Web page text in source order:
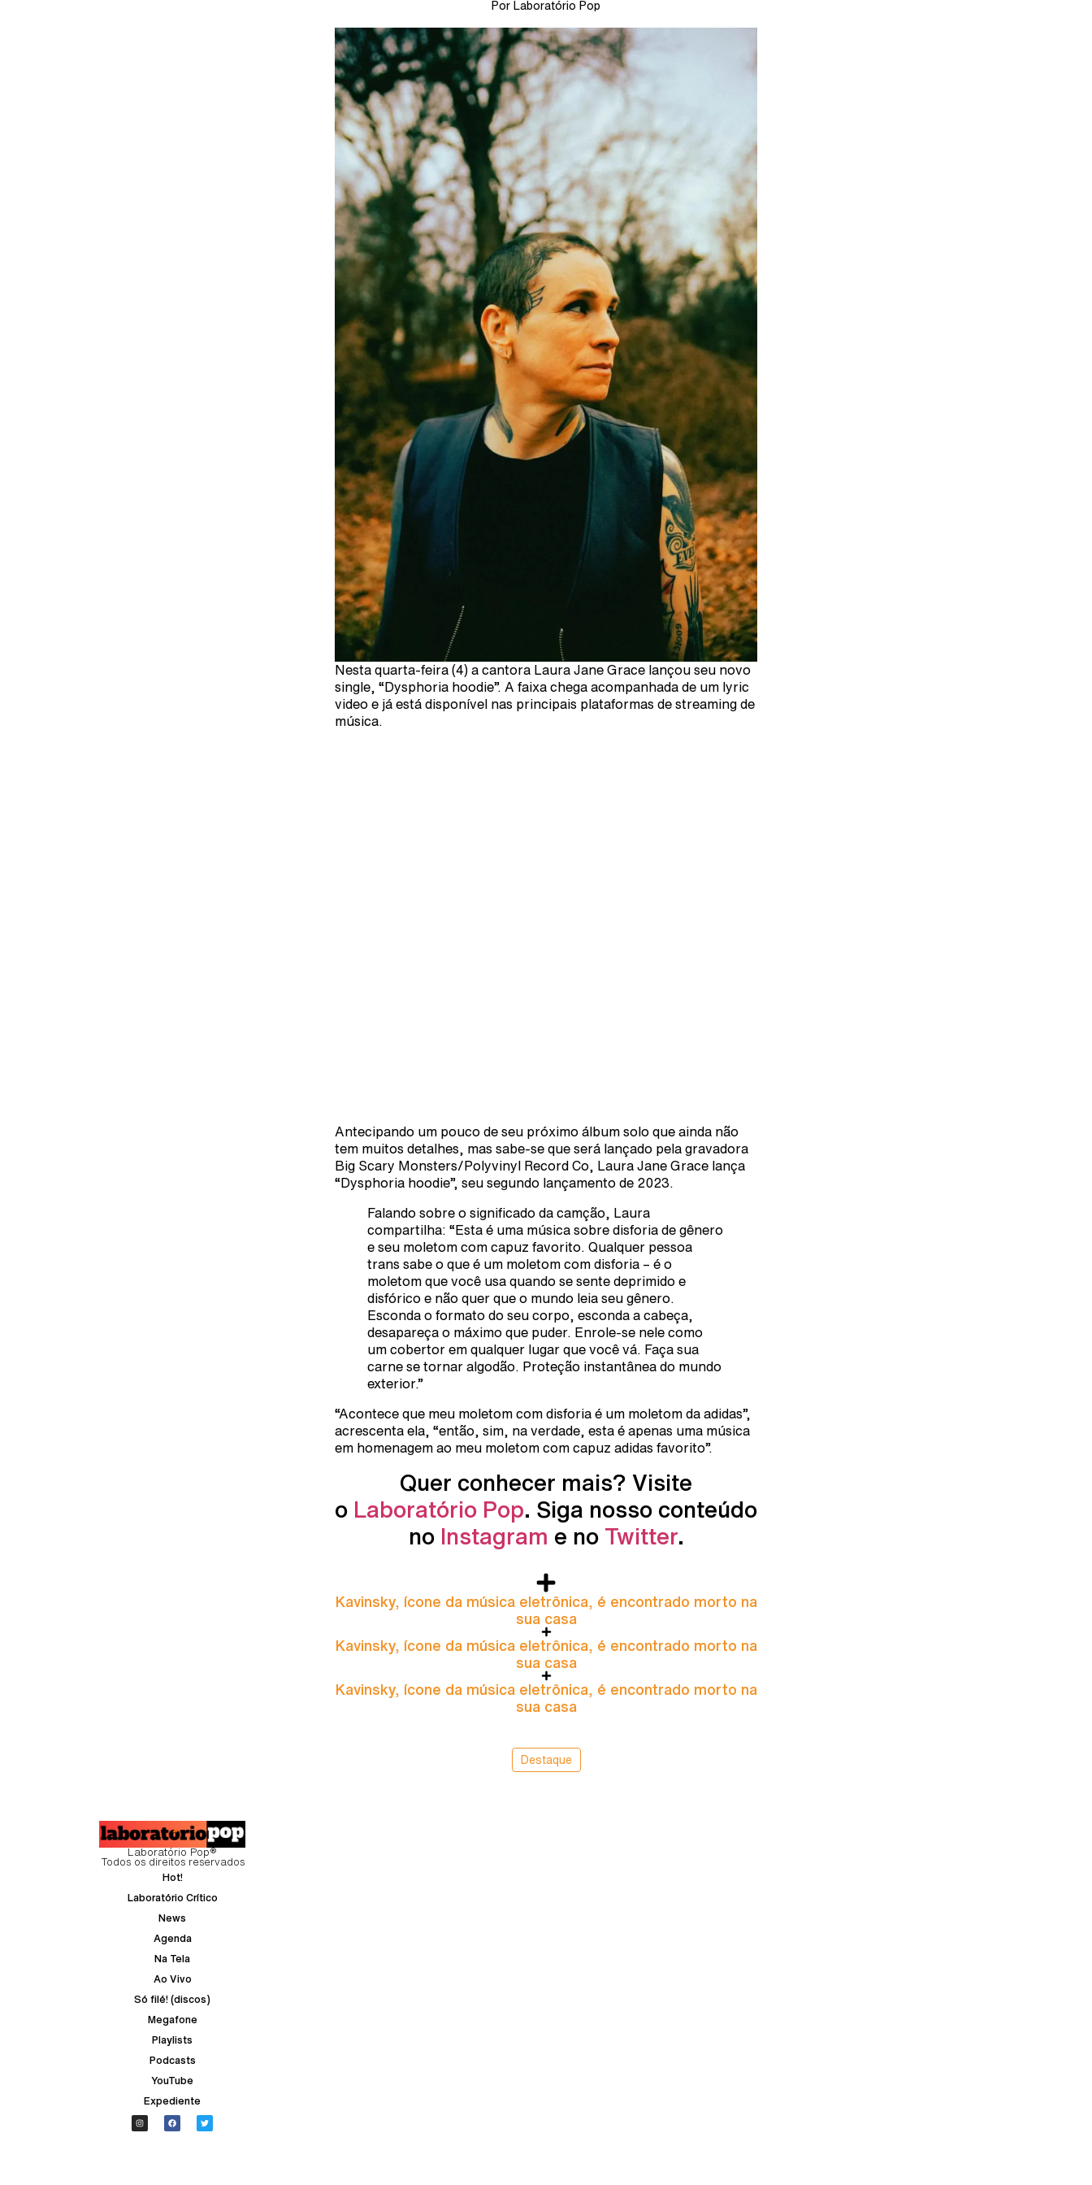
Por Laboratório Pop
Nesta quarta-feira (4) a cantora Laura Jane Grace lançou seu novo
single, “Dysphoria hoodie”. A faixa chega acompanhada de um lyric
video e já está disponível nas principais plataformas de streaming de
música.
Antecipando um pouco de seu próximo álbum solo que ainda não
tem muitos detalhes, mas sabe-se que será lançado pela gravadora
Big Scary Monsters/Polyvinyl Record Co, Laura Jane Grace lança
“Dysphoria hoodie”, seu segundo lançamento de 2023.
Falando sobre o significado da camção, Laura
compartilha: “Esta é uma música sobre disforia de gênero
e seu moletom com capuz favorito. Qualquer pessoa
trans sabe o que é um moletom com disforia – é o
moletom que você usa quando se sente deprimido e
disfórico e não quer que o mundo leia seu gênero.
Esconda o formato do seu corpo, esconda a cabeça,
desapareça o máximo que puder. Enrole-se nele como
um cobertor em qualquer lugar que você vá. Faça sua
carne se tornar algodão. Proteção instantânea do mundo
exterior.”
“Acontece que meu moletom com disforia é um moletom da adidas”,
acrescenta ela, “então, sim, na verdade, esta é apenas uma música
em homenagem ao meu moletom com capuz adidas favorito”.
Quer conhecer mais? Visite
o Laboratório Pop. Siga nosso conteúdo
no Instagram e no Twitter.
Kavinsky, ícone da música eletrônica, é encontrado morto na
sua casa
Kavinsky, ícone da música eletrônica, é encontrado morto na
sua casa
Kavinsky, ícone da música eletrônica, é encontrado morto na
sua casa
Destaque
Laboratório Pop®
Todos os direitos reservados
Hot!
Laboratório Crítico
News
Agenda
Na Tela
Ao Vivo
Só filé! (discos)
Megafone
Playlists
Podcasts
YouTube
Expediente